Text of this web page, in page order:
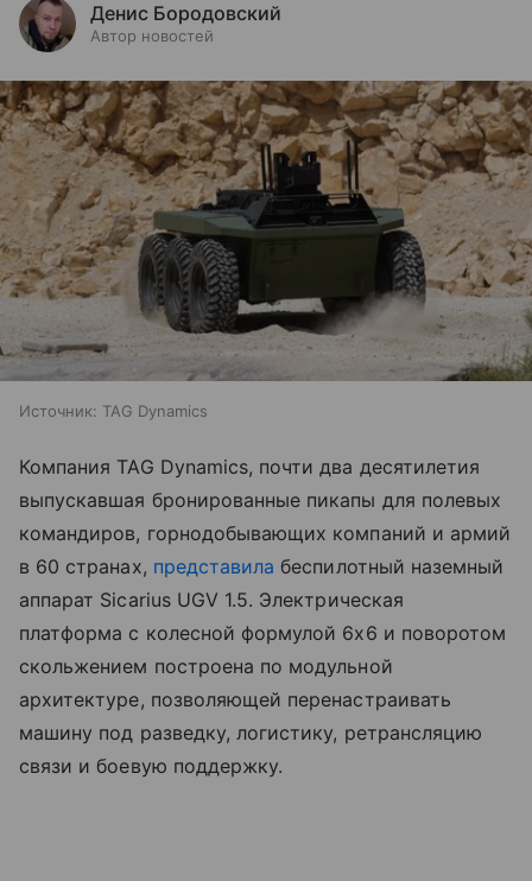
Денис Бородовский
Автор новостей
Источник: TAG Dynamics
Компания TAG Dynamics, почти два десятилетия
выпускавшая бронированные пикапы для полевых
командиров, горнодобывающих компаний и армий
в 60 странах, представила беспилотный наземный
аппарат Sicarius UGV 1.5. Электрическая
платформа с колесной формулой 6x6 и поворотом
скольжением построена по модульной
архитектуре, позволяющей перенастраивать
машину под разведку, логистику, ретрансляцию
связи и боевую поддержку.